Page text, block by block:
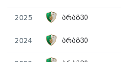
2025 არაგვი
2024 არაგვი